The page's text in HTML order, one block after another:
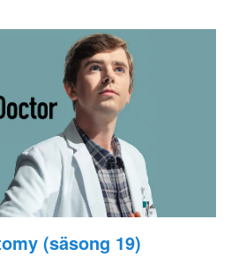
(säsong 19)